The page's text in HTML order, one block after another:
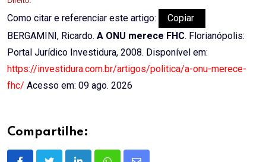
Como citar e referenciar este artigo:
Copiar
BERGAMINI, Ricardo. A ONU merece FHC. Florianópolis:
Portal Jurídico Investidura, 2008. Disponível em:
https://investidura.com.br/artigos/politica/a-onu-merece-
fhc/ Acesso em: 09 ago. 2026
Compartilhe: